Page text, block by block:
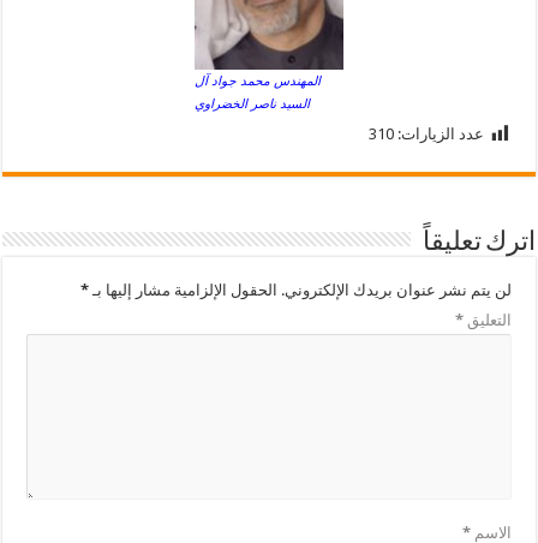
المهندس محمد جواد آل
السيد ناصر الخضراوي
عدد الزيارات: 310
اترك تعليقاً
لن يتم نشر عنوان بريدك الإلكتروني. الحقول الإلزامية مشار إليها بـ*
التعليق*
الاسم*